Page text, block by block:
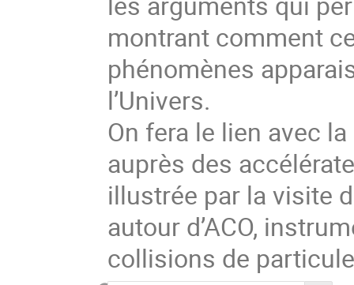
montrant comment
phénomènes
l’Univers.
On fera le lien avec
auprès des
illustrée par la visite
autour d’ACO,
collisions de